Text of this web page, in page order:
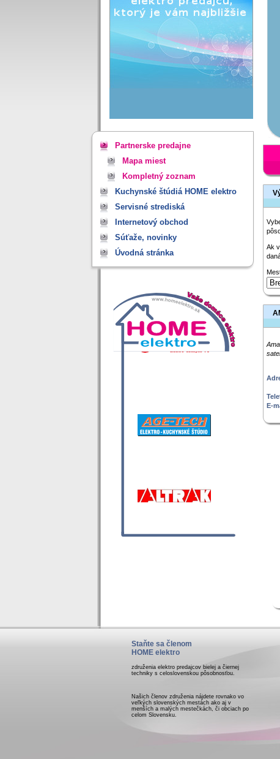
Partnerske predajne
Mapa miest
Kompletný zoznam
Kuchynské štúdiá HOME elektro
Servisné strediská
Internetový obchod
Súťaže, novinky
Úvodná stránka
Ak
E-
Staňte sa členom
HOME elektro
združenia elektro predajcov bielej a čiernej
techniky s celoslovenskou pôsobnosťou.
Našich členov združenia nájdete rovnako vo
veľkých slovenských mestách ako aj v
menších a malých mestečkách, či obciach po
celom Slovensku.